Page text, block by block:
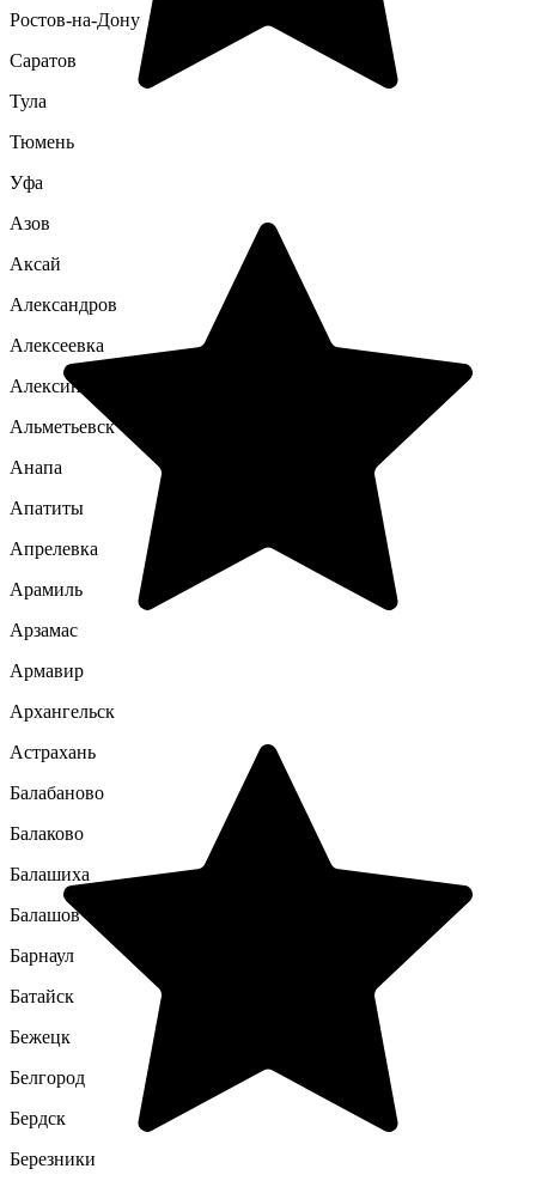
Ростов-на-Дону
Саратов
Тула
Тюмень
Уфа
Азов
Аксай
Александров
Алексеевка
Алексин
Альметьевск
Анапа
Апатиты
Апрелевка
Арамиль
Арзамас
Армавир
Архангельск
Астрахань
Балабаново
Балаково
Балашиха
Балашов
Барнаул
Батайск
Бежецк
Белгород
Бердск
Березники